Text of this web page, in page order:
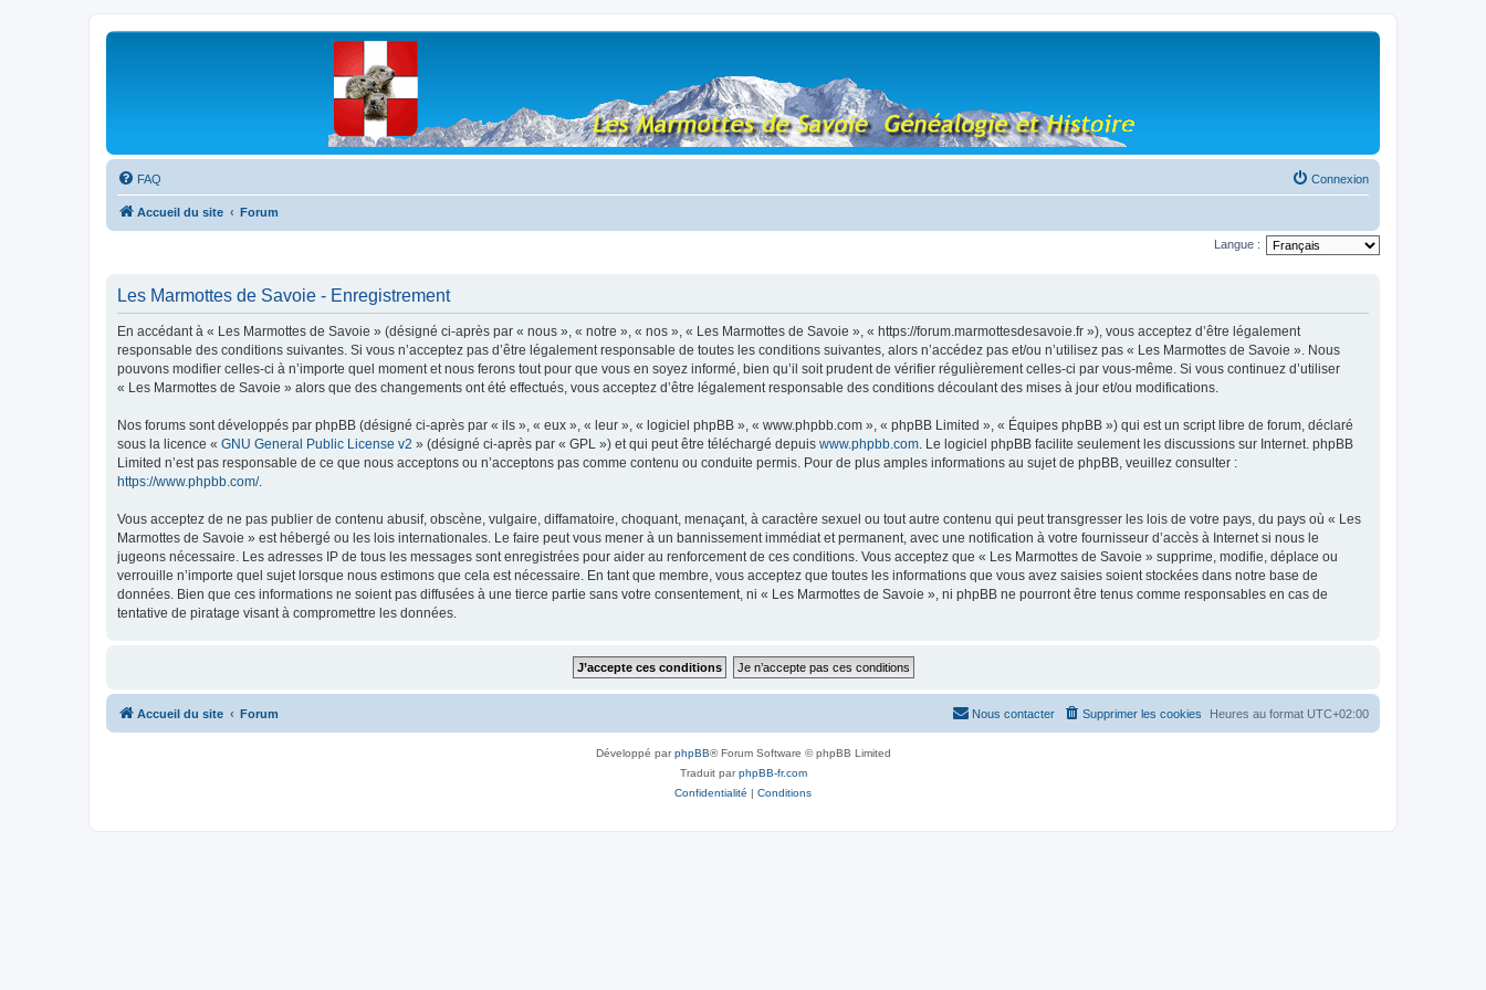
Les Marmottes de Savoie
FAQ Connexion
Accueil du site Forum
Langue :
Les Marmottes de Savoie - Enregistrement
En accédant à « Les Marmottes de Savoie » (désigné ci-après par « nous », « notre », « nos », « Les Marmottes de Savoie », « https://forum.marmottesdesavoie.fr »), vous acceptez d’être légalement
responsable des conditions suivantes. Si vous n’acceptez pas d’être légalement responsable de toutes les conditions suivantes, alors n’accédez pas et/ou n’utilisez pas « Les Marmottes de Savoie ». Nous
pouvons modifier celles-ci à n’importe quel moment et nous ferons tout pour que vous en soyez informé, bien qu’il soit prudent de vérifier régulièrement celles-ci par vous-même. Si vous continuez d’utiliser
« Les Marmottes de Savoie » alors que des changements ont été effectués, vous acceptez d’être légalement responsable des conditions découlant des mises à jour et/ou modifications.
Nos forums sont développés par phpBB (désigné ci-après par « ils », « eux », « leur », « logiciel phpBB », « www.phpbb.com », « phpBB Limited », « Équipes phpBB ») qui est un script libre de forum, déclaré
sous la licence « GNU General Public License v2 » (désigné ci-après par « GPL ») et qui peut être téléchargé depuis www.phpbb.com . Le logiciel phpBB facilite seulement les discussions sur Internet. phpBB
Limited n’est pas responsable de ce que nous acceptons ou n’acceptons pas comme contenu ou conduite permis. Pour de plus amples informations au sujet de phpBB, veuillez consulter :
https://www.phpbb.com/.
Vous acceptez de ne pas publier de contenu abusif, obscène, vulgaire, diffamatoire, choquant, menaçant, à caractère sexuel ou tout autre contenu qui peut transgresser les lois de votre pays, du pays où « Les
Marmottes de Savoie » est hébergé ou les lois internationales. Le faire peut vous mener à un bannissement immédiat et permanent, avec une notification à votre fournisseur d’accès à Internet si nous le
jugeons nécessaire. Les adresses IP de tous les messages sont enregistrées pour aider au renforcement de ces conditions. Vous acceptez que « Les Marmottes de Savoie » supprime, modifie, déplace ou
verrouille n’importe quel sujet lorsque nous estimons que cela est nécessaire. En tant que membre, vous acceptez que toutes les informations que vous avez saisies soient stockées dans notre base de
données. Bien que ces informations ne soient pas diffusées à une tierce partie sans votre consentement, ni « Les Marmottes de Savoie », ni phpBB ne pourront être tenus comme responsables en cas de
tentative de piratage visant à compromettre les données.
Accueil du site Forum Heures au format UTC+02:00
Supprimer les cookies
Nous contacter
Développé parphpBB® Forum Software © phpBB Limited
Traduit parphpBB-fr.com
Confidentialité | Conditions